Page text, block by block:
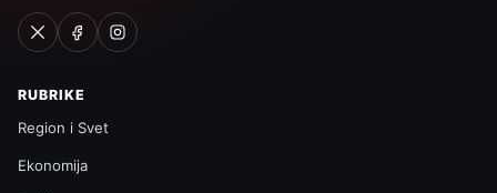
RUBRIKE
Region i Svet
Ekonomija